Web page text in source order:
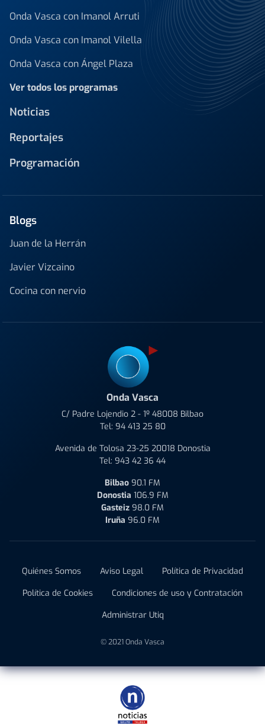
Onda Vasca con Imanol Arruti
Onda Vasca con Imanol Vilella
Onda Vasca con Ángel Plaza
Ver todos los programas
Noticias
Reportajes
Programación
Blogs
Juan de la Herrán
Javier Vizcaino
Cocina con nervio
Onda Vasca
C/ Padre Lojendio 2 - 1º 48008 Bilbao
Tel: 94 413 25 80
Avenida de Tolosa 23-25 20018 Donostia
Tel: 943 42 36 44
Bilbao 90.1 FM
Donostia 106.9 FM
Gasteiz 98.0 FM
Iruña 96.0 FM
Quiénes Somos Aviso Legal
Política de Privacidad
Política de Cookies
Condiciones de uso y Contratación
Administrar Utiq
© 2021 Onda Vasca